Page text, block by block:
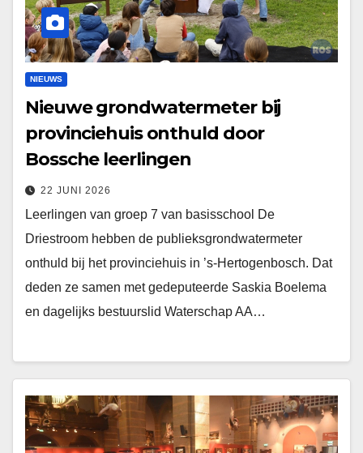
NIEUWS
Nieuwe grondwatermeter bij
provinciehuis onthuld door
Bossche leerlingen
22 JUNI 2026
Leerlingen van groep 7 van basisschool De
Driestroom hebben de publieksgrondwatermeter
onthuld bij het provinciehuis in ’s-Hertogenbosch. Dat
deden ze samen met gedeputeerde Saskia Boelema
en dagelijks bestuurslid Waterschap AA…